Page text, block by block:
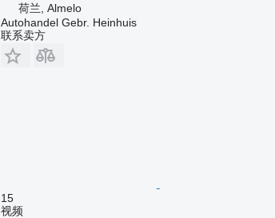
荷兰, Almelo
Autohandel Gebr. Heinhuis
联系卖方
15
视频